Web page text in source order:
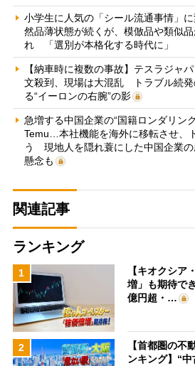
小学生に人気の「シール流通事情」
然品薄状態が続くが、模倣品や類似
れ 「選別が本格化する時代に」
【納車時に複数の事故】テスラジャ
文殺到、現場は大混乱 トラブル続発
る“イーロンの右腕”の影
急増する中国企業の“国籍ロンダリン
Temu…本社機能を海外に移転させ、
う 現地人を隠れ蓑にした中国企業
懸念も
関連記事
ランキング
1
【キオクシア
増」も期待で
億円超・…
2
【首都圏の不
ンキング】“